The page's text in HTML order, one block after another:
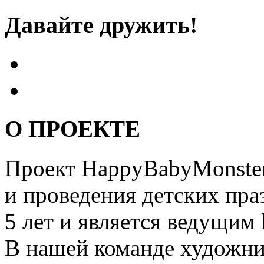
Давайте дружить!
О ПРОЕКТЕ
Проект
и проведения детских
5 лет и является
В нашей команде